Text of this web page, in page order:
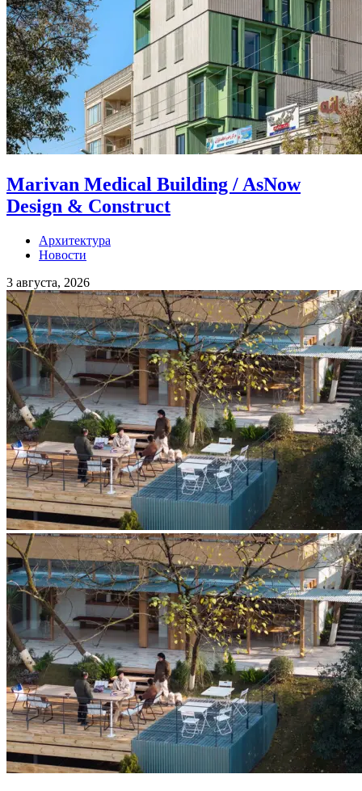
Marivan Medical Building / AsNow
Design & Construct
Архитектура
Новости
3 августа, 2026